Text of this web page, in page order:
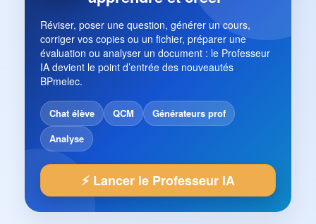
Réviser, poser une question, générer un cours,
corriger vos copies ou un fichier, préparer une
évaluation ou analyser un document : le Professeur
IA devient le point d’entrée des nouveautés
BPmelec.
Chat élève QCM
Générateurs prof
Analyse
⚡ Lancer le Professeur IA